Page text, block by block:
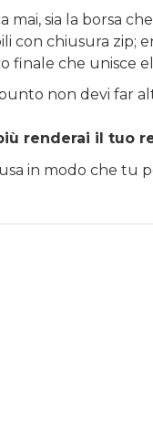
sia la borsa
con chiusura zip;
finale che unisce
non devi far
renderai il tuo
in modo che tu